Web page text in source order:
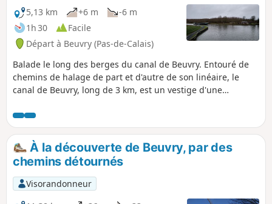
5,13 km
+6 m
-6 m
1h 30
Facile
Départ à Beuvry (Pas-de-Calais)
Balade le long des berges du canal de Beuvry. Entouré de
chemins de halage de part et d'autre de son linéaire, le
canal de Beuvry, long de 3 km, est un vestige d'une
apprécient le calme et le décor des rives.
À la découverte de Beuvry, par des
chemins détournés
Visorandonneur